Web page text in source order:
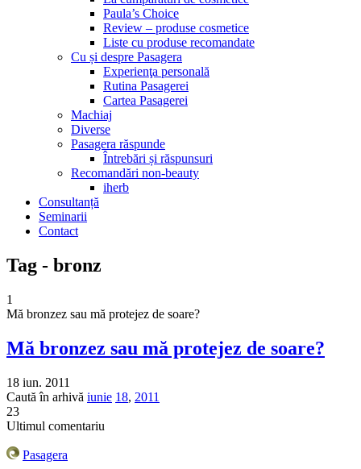
Paula’s Choice
Review – produse cosmetice
Liste cu produse recomandate
Cu și despre Pasagera
Experienţa personală
Rutina Pasagerei
Cartea Pasagerei
Machiaj
Diverse
Pasagera răspunde
Întrebări și răspunsuri
Recomandări non-beauty
iherb
Consultanță
Seminarii
Contact
Tag - bronz
1
Mă bronzez sau mă protejez de soare?
Mă bronzez sau mă protejez de soare?
18 iun. 2011
Caută în arhivă iunie 18, 2011
23
Ultimul comentariu
Pasagera